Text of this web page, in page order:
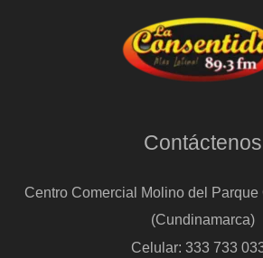
Contáctenos
Centro Comercial Molino del Parque
(Cundinamarca)
Celular: 333 733